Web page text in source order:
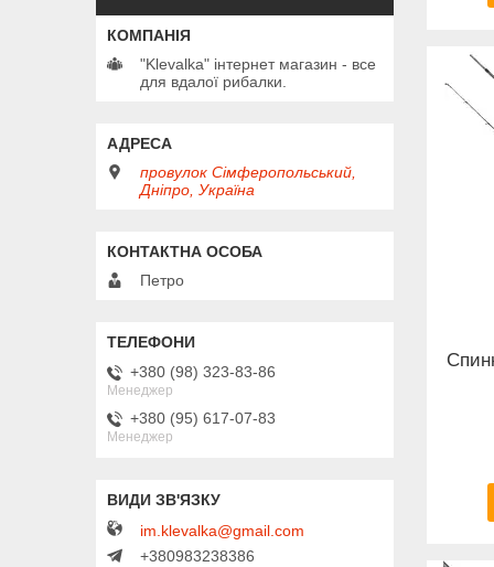
"Klevalka" інтернет магазин - все
для вдалої рибалки.
провулок Сімферопольський,
Дніпро, Україна
Петро
+380 (98) 323-83-86
Менеджер
+380 (95) 617-07-83
Менеджер
im.klevalka@gmail.com
+380983238386